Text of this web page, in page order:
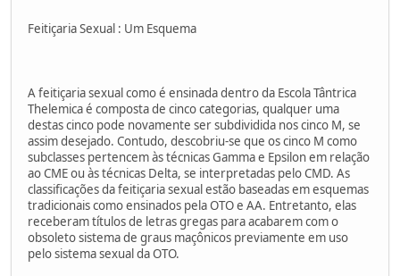
Feitiçaria Sexual : Um Esquema
A feitiçaria sexual como é ensinada dentro da Escola Tântrica
Thelemica é composta de cinco categorias, qualquer uma
destas cinco pode novamente ser subdividida nos cinco M, se
assim desejado. Contudo, descobriu-se que os cinco M como
subclasses pertencem às técnicas Gamma e Epsilon em relação
ao CME ou às técnicas Delta, se interpretadas pelo CMD. As
classificações da feitiçaria sexual estão baseadas em esquemas
tradicionais como ensinados pela OTO e AA. Entretanto, elas
receberam títulos de letras gregas para acabarem com o
obsoleto sistema de graus maçônicos previamente em uso
pelo sistema sexual da OTO.